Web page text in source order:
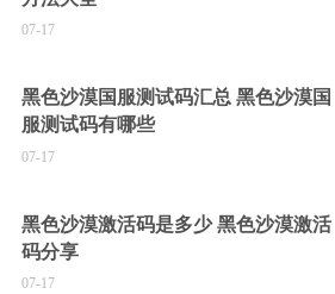
07-17
黑色沙漠国服测试码汇总 黑色沙漠国
服测试码有哪些
07-17
黑色沙漠激活码是多少 黑色沙漠激活
码分享
07-17